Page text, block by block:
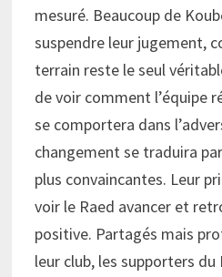
mesuré. Beaucoup de
suspendre leur jugement,
terrain reste le seul
de voir comment l’équipe
se comportera dans
changement se traduira
plus convaincantes. Leur
voir le Raed avancer et
positive. Partagés mais
leur club, les supporters du